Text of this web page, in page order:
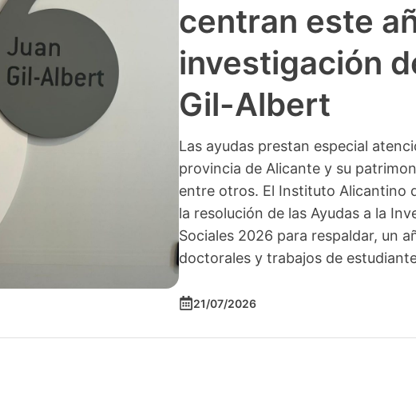
centran este
investigación
Gil-Albert
Las ayudas prestan especial
provincia de Alicante y su
entre otros. El Instituto Alicantino
la resolución de las Ayudas a la
Sociales 2026 para respaldar, un
doctorales y trabajos de
21/07/2026